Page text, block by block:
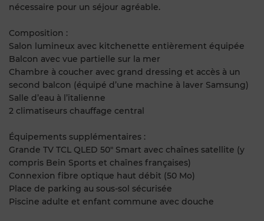
nécessaire pour un séjour agréable.
Composition :
Salon lumineux avec kitchenette entièrement équipée
Balcon avec vue partielle sur la mer
Chambre à coucher avec grand dressing et accès à un
second balcon (équipé d’une machine à laver Samsung)
Salle d’eau à l’italienne
2 climatiseurs chauffage central
Équipements supplémentaires :
Grande TV TCL QLED 50" Smart avec chaînes satellite (y
compris Bein Sports et chaînes françaises)
Connexion fibre optique haut débit (50 Mo)
Place de parking au sous-sol sécurisée
Piscine adulte et enfant commune avec douche